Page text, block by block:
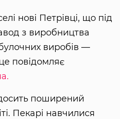
нові Петрівці, що під
з виробництва
виробів —
повідомляє
поширений
Пекарі навчилися